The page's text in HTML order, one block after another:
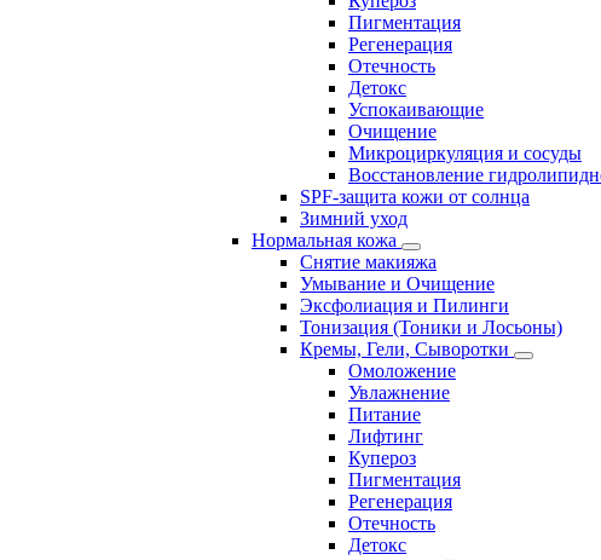
Пигментация
Регенерация
Отечность
Детокс
Успокаивающие
Очищение
Микроциркуляция и сосуды
Восстановление
SPF-защита кожи от солнца
Зимний уход
Нормальная кожа
Снятие макияжа
Умывание и Очищение
Эксфолиация и Пилинги
Тонизация (Тоники и Лосьоны)
Кремы, Гели, Сыворотки
Омоложение
Увлажнение
Питание
Лифтинг
Купероз
Пигментация
Регенерация
Отечность
Детокс